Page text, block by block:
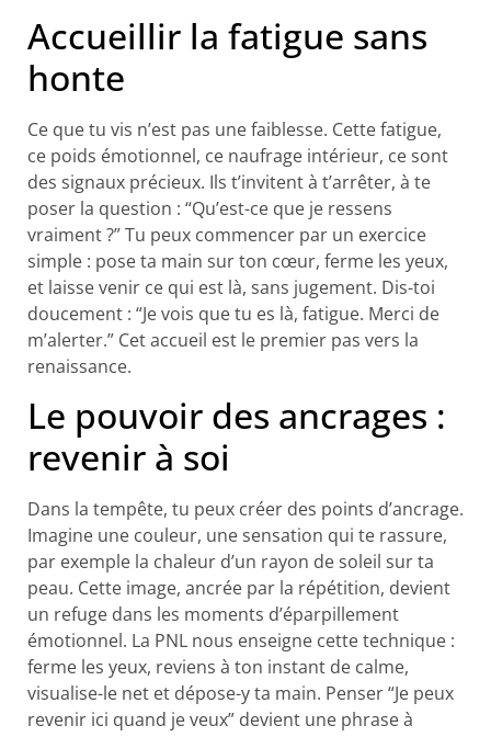
Accueillir la fatigue sans
honte
Ce que tu vis n’est pas une faiblesse. Cette fatigue,
ce poids émotionnel, ce naufrage intérieur, ce sont
des signaux précieux. Ils t’invitent à t’arrêter, à te
poser la question : “Qu’est-ce que je ressens
vraiment ?” Tu peux commencer par un exercice
simple : pose ta main sur ton cœur, ferme les yeux,
et laisse venir ce qui est là, sans jugement. Dis-toi
doucement : “Je vois que tu es là, fatigue. Merci de
m’alerter.” Cet accueil est le premier pas vers la
renaissance.
Le pouvoir des ancrages :
revenir à soi
Dans la tempête, tu peux créer des points d’ancrage.
Imagine une couleur, une sensation qui te rassure,
par exemple la chaleur d’un rayon de soleil sur ta
peau. Cette image, ancrée par la répétition, devient
un refuge dans les moments d’éparpillement
émotionnel. La PNL nous enseigne cette technique :
ferme les yeux, reviens à ton instant de calme,
visualise-le net et dépose-y ta main. Penser “Je peux
revenir ici quand je veux” devient une phrase à